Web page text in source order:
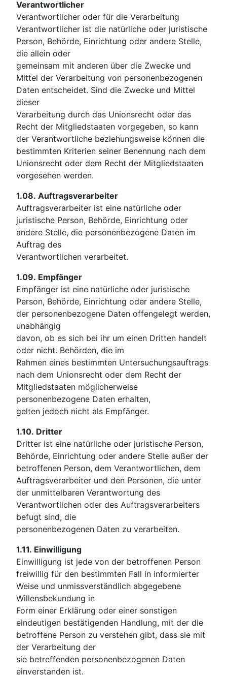
Verantwortlicher
Verantwortlicher oder für die Verarbeitung
Verantwortlicher ist die natürliche oder juristische
Person, Behörde, Einrichtung oder andere Stelle,
die allein oder
gemeinsam mit anderen über die Zwecke und
Mittel der Verarbeitung von personenbezogenen
Daten entscheidet. Sind die Zwecke und Mittel
dieser
Verarbeitung durch das Unionsrecht oder das
Recht der Mitgliedstaaten vorgegeben, so kann
der Verantwortliche beziehungsweise können die
bestimmten Kriterien seiner Benennung nach dem
Unionsrecht oder dem Recht der Mitgliedstaaten
vorgesehen werden.
1.08. Auftragsverarbeiter
Auftragsverarbeiter ist eine natürliche oder
juristische Person, Behörde, Einrichtung oder
andere Stelle, die personenbezogene Daten im
Auftrag des
Verantwortlichen verarbeitet.
1.09. Empfänger
Empfänger ist eine natürliche oder juristische
Person, Behörde, Einrichtung oder andere Stelle,
der personenbezogene Daten offengelegt werden,
unabhängig
davon, ob es sich bei ihr um einen Dritten handelt
oder nicht. Behörden, die im
Rahmen eines bestimmten Untersuchungsauftrags
nach dem Unionsrecht oder dem Recht der
Mitgliedstaaten möglicherweise
personenbezogene Daten erhalten,
gelten jedoch nicht als Empfänger.
1.10. Dritter
Dritter ist eine natürliche oder juristische Person,
Behörde, Einrichtung oder andere Stelle außer der
betroffenen Person, dem Verantwortlichen, dem
Auftragsverarbeiter und den Personen, die unter
der unmittelbaren Verantwortung des
Verantwortlichen oder des Auftragsverarbeiters
befugt sind, die
personenbezogenen Daten zu verarbeiten.
1.11. Einwilligung
Einwilligung ist jede von der betroffenen Person
freiwillig für den bestimmten Fall in informierter
Weise und unmissverständlich abgegebene
Willensbekundung in
Form einer Erklärung oder einer sonstigen
eindeutigen bestätigenden Handlung, mit der die
betroffene Person zu verstehen gibt, dass sie mit
der Verarbeitung der
sie betreffenden personenbezogenen Daten
einverstanden ist.